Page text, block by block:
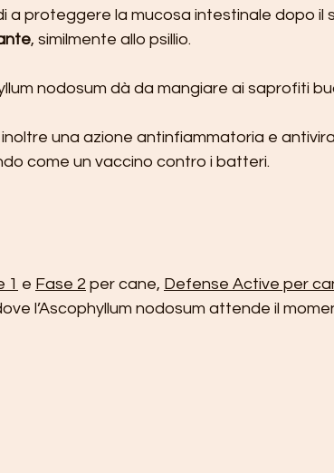
a proteggere la mucosa intestinale dopo il
, similmente allo psillio.
nodosum dà da mangiare ai saprofiti
una azione antinfiammatoria e
come un vaccino contro i batteri.
1 e Fase 2 per cane, Defense Active per
l’Ascophyllum nodosum attende il